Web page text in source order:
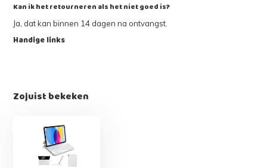
Kan ik het retourneren als het niet goed is?
Ja, dat kan binnen 14 dagen na ontvangst.
Handige links
Zojuist bekeken